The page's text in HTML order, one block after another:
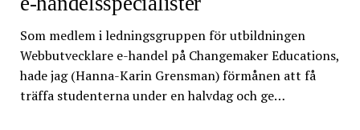
Som medlem i ledningsgruppen för utbildningen
Webbutvecklare e-handel på Changemaker Educations,
hade jag (Hanna-Karin Grensman) förmånen att få
träffa studenterna under en halvdag och ge…